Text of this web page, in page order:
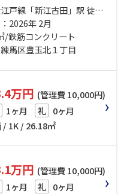
戸線「新江古田」駅 徒歩3
町線「新桜台」駅 徒歩14
2026年 2月
/鉄筋コンクリート
馬区豊玉北１丁目
万円 (管理費 10,000円)
1ヶ月 礼 0ヶ月
/ 1K / 26.18㎡
万円 (管理費 10,000円)
1ヶ月 礼 0ヶ月